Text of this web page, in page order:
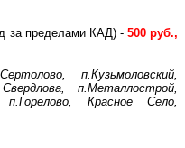
за пределами КАД) -500 руб.,
п.Кузьмоловский,
п.Металлострой,
Красное Село,